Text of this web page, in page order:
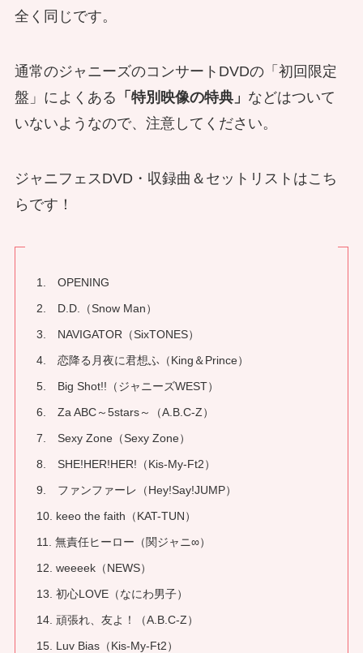
全く同じです。
通常のジャニーズのコンサートDVDの「初回限定
盤」によくある 「特別映像の特典」 などはついて
いないようなので、注意してください。
ジャニフェスDVD・収録曲＆セットリストはこち
らです！
1. OPENING
2. D.D.（Snow Man）
3. NAVIGATOR（SixTONES）
4. 恋降る月夜に君想ふ（King＆Prince）
5. Big Shot!!（ジャニーズWEST）
6. Za ABC～5stars～（A.B.C-Z）
7. Sexy Zone（Sexy Zone）
8. SHE!HER!HER!（Kis-My-Ft2）
9. ファンファーレ（Hey!Say!JUMP）
10. keeo the faith（KAT-TUN）
11. 無責任ヒーロー（関ジャニ∞）
12. weeeek（NEWS）
13. 初心LOVE（なにわ男子）
14. 頑張れ、友よ！（A.B.C-Z）
15. Luv Bias（Kis-My-Ft2）